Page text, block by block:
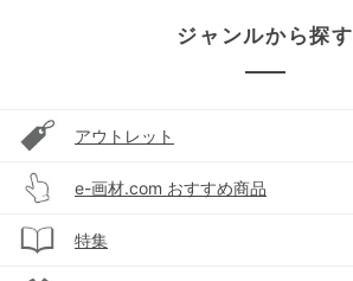
ジャンルから探す
アウトレット
e-画材.com おすすめ商品
特集